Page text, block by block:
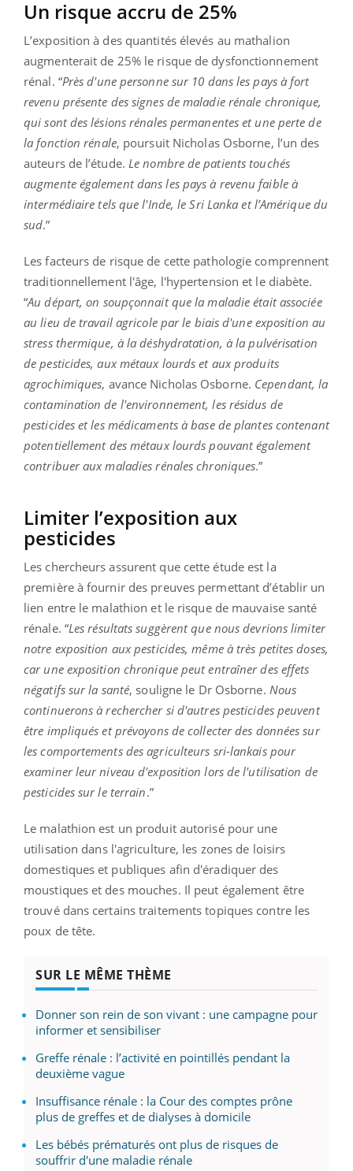
Un risque accru de 25%
L’exposition à des quantités élevés au mathalion
augmenterait de 25% le risque de dysfonctionnement
rénal. “Près d'une personne sur 10 dans les pays à fort
revenu présente des signes de maladie rénale chronique,
qui sont des lésions rénales permanentes et une perte de
la fonction rénale, poursuit Nicholas Osborne, l’un des
auteurs de l’étude. Le nombre de patients touchés
augmente également dans les pays à revenu faible à
intermédiaire tels que l'Inde, le Sri Lanka et l’Amérique du
sud.”
Les facteurs de risque de cette pathologie comprennent
traditionnellement l'âge, l'hypertension et le diabète.
“Au départ, on soupçonnait que la maladie était associée
au lieu de travail agricole par le biais d'une exposition au
stress thermique, à la déshydratation, à la pulvérisation
de pesticides, aux métaux lourds et aux produits
agrochimiques, avance Nicholas Osborne. Cependant, la
contamination de l'environnement, les résidus de
pesticides et les médicaments à base de plantes contenant
potentiellement des métaux lourds pouvant également
contribuer aux maladies rénales chroniques.”
Limiter l’exposition aux
pesticides
Les chercheurs assurent que cette étude est la
première à fournir des preuves permettant d’établir un
lien entre le malathion et le risque de mauvaise santé
rénale. “Les résultats suggèrent que nous devrions limiter
notre exposition aux pesticides, même à très petites doses,
car une exposition chronique peut entraîner des effets
négatifs sur la santé, souligne le Dr Osborne. Nous
continuerons à rechercher si d'autres pesticides peuvent
être impliqués et prévoyons de collecter des données sur
les comportements des agriculteurs sri-lankais pour
examiner leur niveau d'exposition lors de l'utilisation de
pesticides sur le terrain.”
Le malathion est un produit autorisé pour une
utilisation dans l'agriculture, les zones de loisirs
domestiques et publiques afin d'éradiquer des
moustiques et des mouches. Il peut également être
trouvé dans certains traitements topiques contre les
poux de tête.
SUR LE MÊME THÈME
Donner son rein de son vivant : une campagne pour
informer et sensibiliser
Greffe rénale : l’activité en pointillés pendant la
deuxième vague
Insuffisance rénale : la Cour des comptes prône
plus de greffes et de dialyses à domicile
Les bébés prématurés ont plus de risques de
souffrir d'une maladie rénale